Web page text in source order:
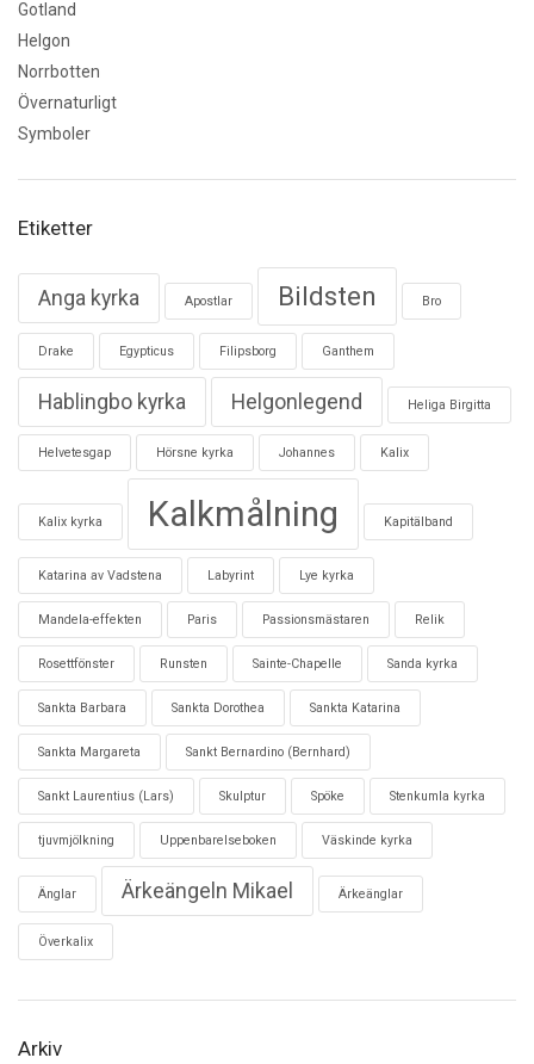
Gotland
Helgon
Norrbotten
Övernaturligt
Symboler
Etiketter
Anga kyrka Apostlar Bildsten Bro
Drake Egypticus Filipsborg Ganthem
Hablingbo kyrka Helgonlegend Heliga Birgitta
Helvetesgap Hörsne kyrka Johannes Kalix
Kalix kyrka Kalkmålning Kapitälband
Katarina av Vadstena Labyrint Lye kyrka
Mandela-effekten Paris Passionsmästaren Relik
Rosettfönster Runsten Sainte-Chapelle Sanda kyrka
Sankta Barbara Sankta Dorothea Sankta Katarina
Sankta Margareta Sankt Bernardino (Bernhard)
Sankt Laurentius (Lars) Skulptur Spöke Stenkumla kyrka
tjuvmjölkning Uppenbarelseboken Väskinde kyrka
Änglar Ärkeängeln Mikael Ärkeänglar
Överkalix
Arkiv